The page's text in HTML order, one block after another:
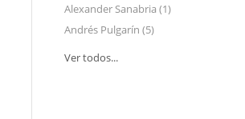
Alexander Sanabria (1)
Andrés Pulgarín (5)
Ver todos...